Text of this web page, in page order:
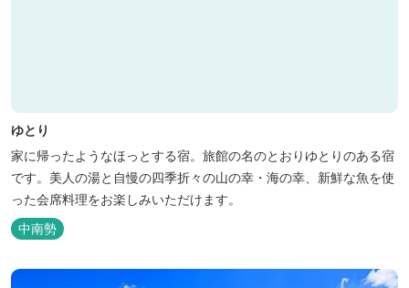
ゆとり
家に帰ったようなほっとする宿。旅館の名のとおりゆとりのある宿
です。美人の湯と自慢の四季折々の山の幸・海の幸、新鮮な魚を使
った会席料理をお楽しみいただけます。
中南勢